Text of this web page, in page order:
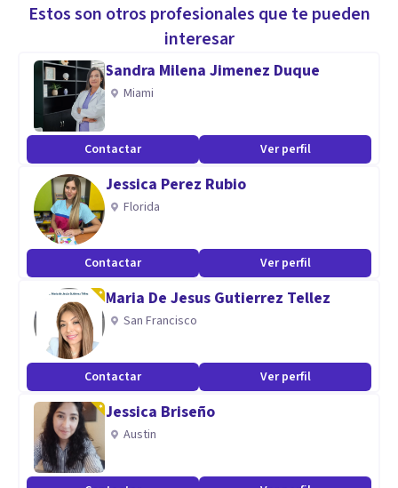
Estos son otros profesionales que te pueden
interesar
Sandra Milena Jimenez Duque
Miami
Contactar Ver perfil
Jessica Perez Rubio
Florida
Contactar Ver perfil
Maria De Jesus Gutierrez Tellez
San Francisco
Contactar Ver perfil
Jessica Briseño
Austin